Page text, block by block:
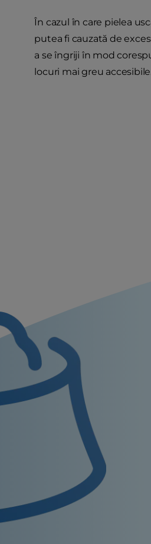
În cazul în care pielea
putea fi cauzată de
a se îngriji în mod
locuri mai greu